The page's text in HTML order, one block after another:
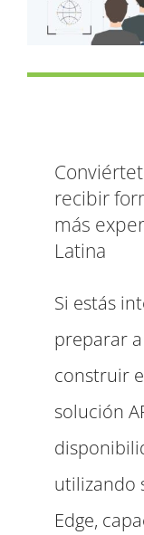
recibir
más
Latina
Si estás
preparar
construir
solución
utilizando
Edge,